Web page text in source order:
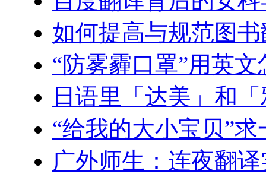
如何提高与规范图
“防雾霾口罩”用英
日语里「达美」和
“给我的大小宝贝”
广外师生：连夜翻